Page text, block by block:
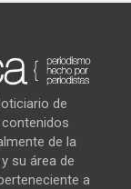
de
de la
su área de
a